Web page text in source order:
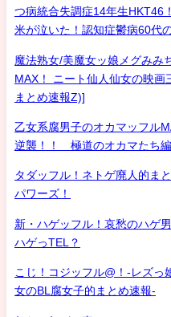
つ病統合失調症14年生HKT46
米が泣いた！認知症鬱病60代
魔法熟女/美魔女ッ娘メグみみ
MAX！ ニート仙人仙女の映画
まとめ速報Z)]
乙女系腐男子のオカマッフル
逆襲！！ 極道のオカマたち編
タダッフル！ネトゲ廃人的ま
パワーズ！
新・ハゲッフル！哀愁のハゲ
ハゲっTEL？
こじ！コジッフル@！-レズっ
女のBL腐女子的まとめ速報-